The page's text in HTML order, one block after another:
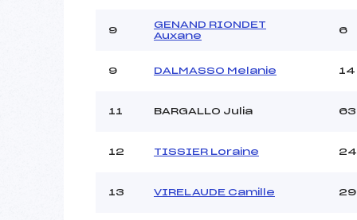
9
GENAND RIONDET
Auxane
6
9 DALMASSO Melanie 14
11 BARGALLO Julia 63
12 TISSIER Loraine 24
13 VIRELAUDE Camille 29